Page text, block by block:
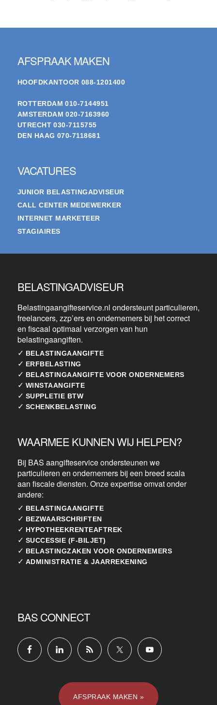
AFSPRAAK MAKEN
HOOFDKANTOOR 088-1201400
ROTTERDAM 010-7144951
AMSTERDAM 020-7163960
UTRECHT 030-7115755
DEN HAAG 070-7118681
VACATURES
JUNIOR BELASTINGADVISEUR
CALL CENTER MEDEWERKER
INTERNET MARKETEER
STAGIAIRES
BELASTINGADVISEUR
Belastingaangifteservice.nl ondersteunt particulieren,
freelancers, zzp’ers en ondernemers bij het correct
en fiscaal optimaal verzorgen van hun
belastingaangiften.
✓ BELASTINGAANGIFTE
✓ ERFBELASTING
✓ BELASTINGAANGIFTE VOOR ONDERNEMERS
✓ WINSTAANGIFTE
✓ SUPPLETIE BTW
✓ SCHENKBELASTING
WAARMEE KUNNEN WIJ HELPEN?
Bij BAS aangifteservice ondersteunen we
particulieren en ondernemers bij een breed scala
aan fiscale diensten. Onze expertise omvat onder
andere:
✓ BELASTINGAANGIFTE
✓ BEZWAARSCHRIFTEN
✓ HYPOTHEEKRENTEAFTREK
✓ SUCCESSIE (F-BILJET)
✓ BELASTINGZAKEN VOOR ONDERNEMERS
✓ ADMINISTRATIE & JAARREKENING
BAS CONNECT
AFSPRAAK MAKEN »